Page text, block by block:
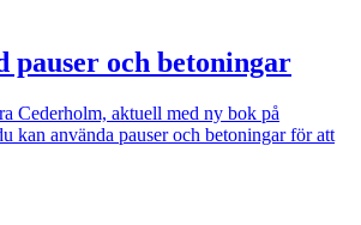
pauser och betoningar
Cederholm, aktuell med ny bok på
kan använda pauser och betoningar för att